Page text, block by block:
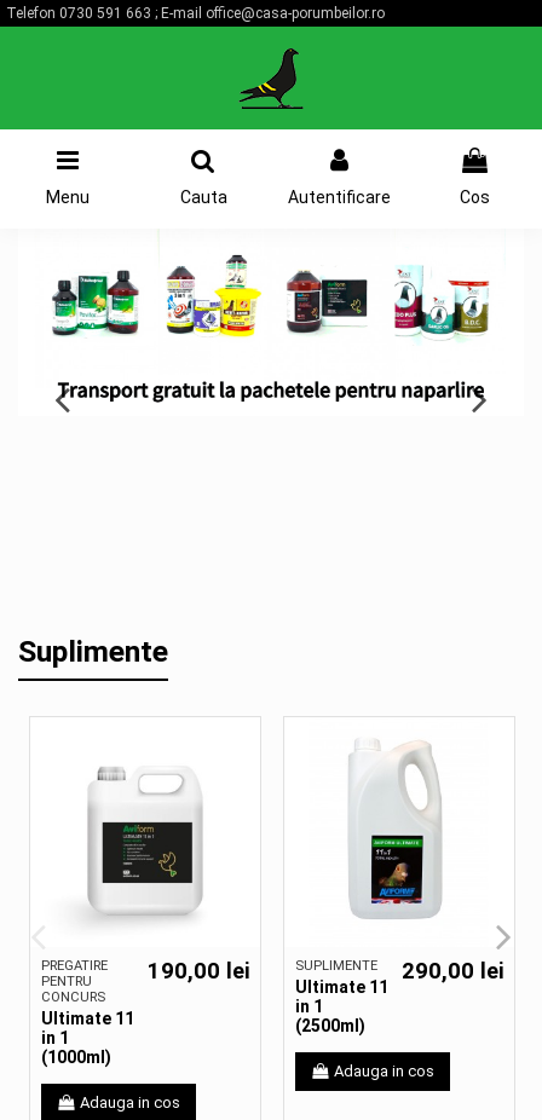
Telefon 0730 591 663 ; E-mail office@casa-porumbeilor.ro
Menu Cauta Autentificare
0
Cos
Suplimente
PREGATIRE
PENTRU
CONCURS
Ultimate 11
in 1
(1000ml)
190,00 lei
Adauga in cos
SUPLIMENTE
Ultimate 11
in 1
(2500ml)
290,00 lei
Adauga in cos